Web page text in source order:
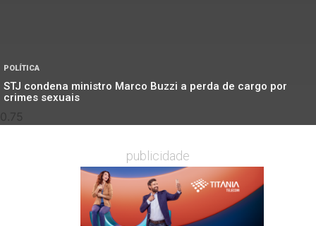
POLÍTICA
STJ condena ministro Marco Buzzi a perda de cargo por
crimes sexuais
publicidade